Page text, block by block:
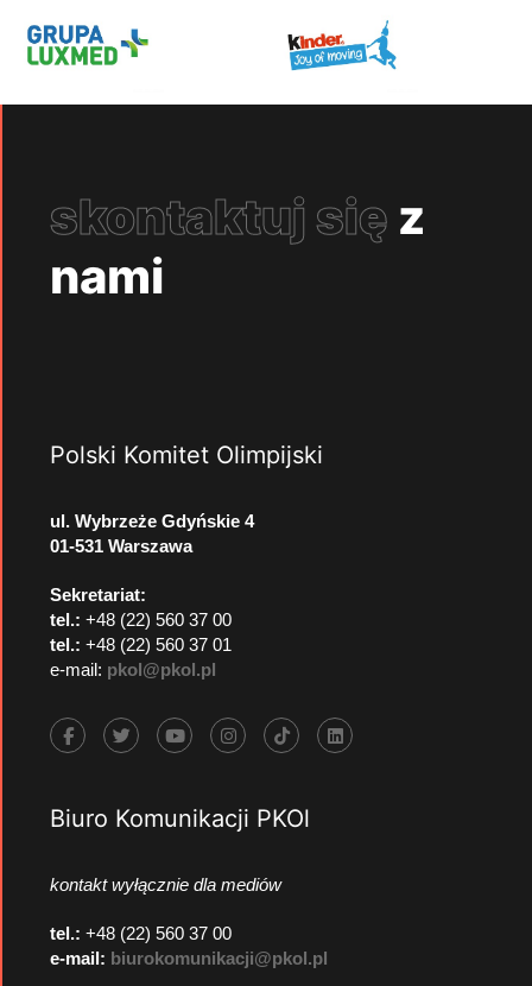
skontaktuj się z
nami
Polski Komitet Olimpijski
ul. Wybrzeże Gdyńskie 4
01-531 Warszawa
Sekretariat:
tel.: +48 (22) 560 37 00
tel.: +48 (22) 560 37 01
e-mail: pkol@pkol.pl
Biuro Komunikacji PKOl
kontakt wyłącznie dla mediów
tel.: +48 (22) 560 37 00
e-mail: biurokomunikacji@pkol.pl